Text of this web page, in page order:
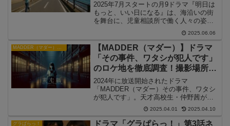
2025年7月スタートの月9ドラマ『明日は
もっと、いい日になる』は、海沿いの街
を舞台に、児童相談所で働く人々の姿を
描くヒューマンドラマです。その印象的
な風景から、「この場所どこ？」「聖地
巡礼したい！」といった声がSNSでも多
く見られます。この記事では、作品の舞
台となっているロケ地や撮影に使われた
施設・学校・公園などを、放送内容や目
撃情報をもとに詳しく紹介します。
2025.06.06
MADDER（マダー）その事件、ワタシが犯人です
【MADDER（マダー）】ドラマ
「その事件、ワタシが犯人です」
のロケ地を徹底調査！撮影場所や
学園のモデルはどこ？
2024年に放送開始されたドラマ
「MADDER（マダー）その事件、ワタシ
が犯人です」。天才高校生・仲野茜が事
件に関わり、衝撃の展開を迎えるミステ
リードラマとして注目を集めています。
本作の魅力のひとつが、リアルで緊迫感
2025.04.01 2025.04.10
グラぱらっ！
ドラマ「グラぱらっ！」第3話ネ